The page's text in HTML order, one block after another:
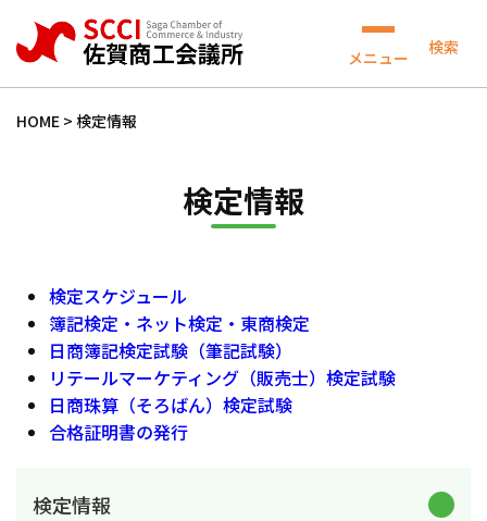
メニュー
検索
HOME > 検定情報
検定情報
検定スケジュール
簿記検定・ネット検定・東商検定
日商簿記検定試験（筆記試験）
リテールマーケティング（販売士）検定試験
日商珠算（そろばん）検定試験
合格証明書の発行
検定情報